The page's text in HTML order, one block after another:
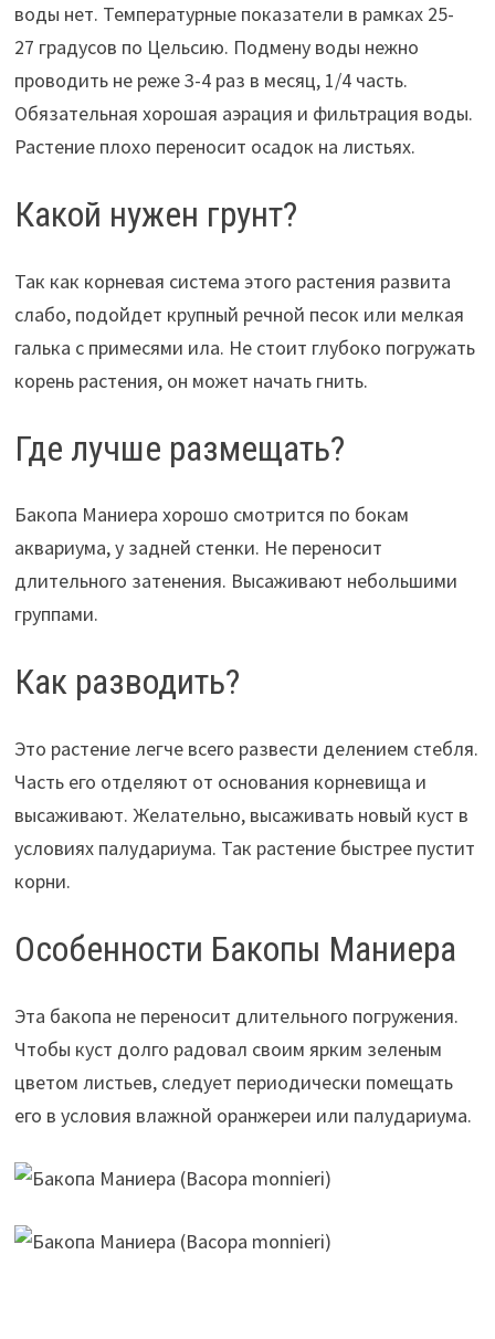
воды нет. Температурные показатели в рамках 25-
27 градусов по Цельсию. Подмену воды нежно
проводить не реже 3-4 раз в месяц, 1/4 часть.
Обязательная хорошая аэрация и фильтрация воды.
Растение плохо переносит осадок на листьях.
Какой нужен грунт?
Так как корневая система этого растения развита
слабо, подойдет крупный речной песок или мелкая
галька с примесями ила. Не стоит глубоко погружать
корень растения, он может начать гнить.
Где лучше размещать?
Бакопа Маниера хорошо смотрится по бокам
аквариума, у задней стенки. Не переносит
длительного затенения. Высаживают небольшими
группами.
Как разводить?
Это растение легче всего развести делением стебля.
Часть его отделяют от основания корневища и
высаживают. Желательно, высаживать новый куст в
условиях палудариума. Так растение быстрее пустит
корни.
Особенности Бакопы Маниера
Эта бакопа не переносит длительного погружения.
Чтобы куст долго радовал своим ярким зеленым
цветом листьев, следует периодически помещать
его в условия влажной оранжереи или палудариума.